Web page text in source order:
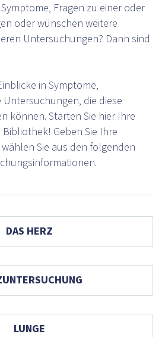
Fragen zu einer oder
oder wünschen weitere
Untersuchungen? Dann sind
in Symptome,
die diese
können. Starten Sie hier Ihre
Geben Sie Ihre
Sie aus den folgenden
DAS HERZ
LUNGE